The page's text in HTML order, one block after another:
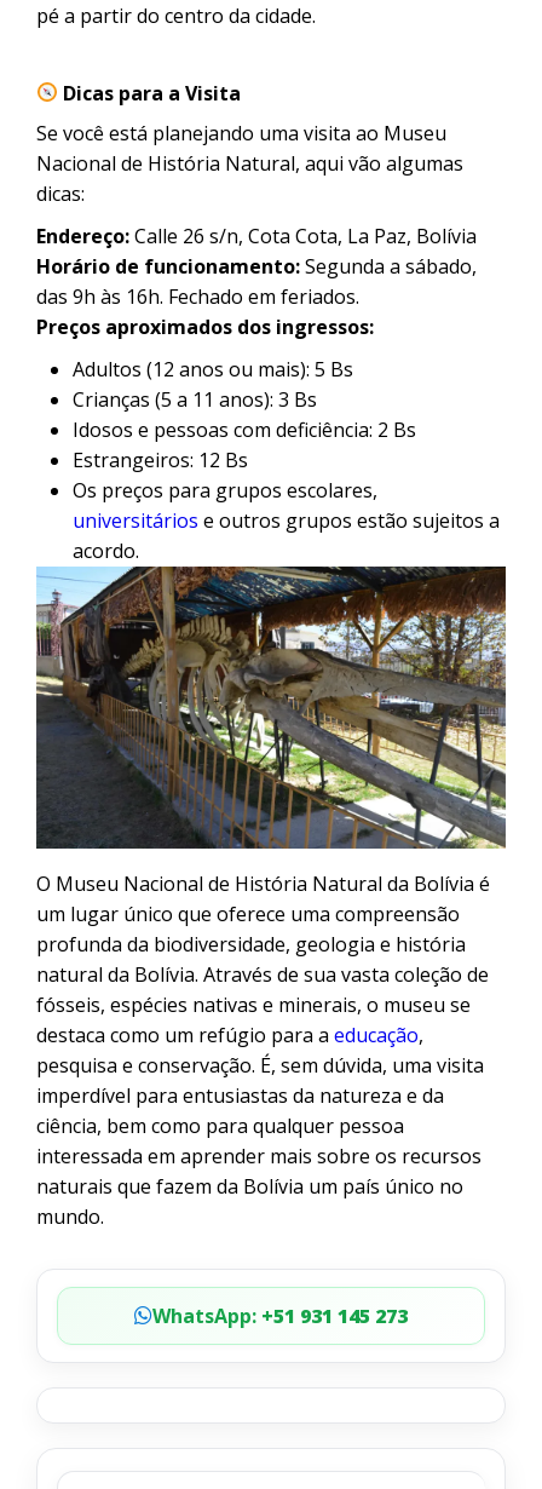
pé a partir do centro da cidade.
Dicas para a Visita
Se você está planejando uma visita ao Museu
Nacional de História Natural, aqui vão algumas
dicas:
Endereço:Calle 26 s/n, Cota Cota, La Paz, Bolívia
Horário de funcionamento:Segunda a sábado,
das 9h às 16h. Fechado em feriados.
Preços aproximados dos ingressos:
Adultos (12 anos ou mais): 5 Bs
Crianças (5 a 11 anos): 3 Bs
Idosos e pessoas com deficiência: 2 Bs
Estrangeiros: 12 Bs
Os preços para grupos escolares,
universitários e outros grupos estão sujeitos a
acordo.
O Museu Nacional de História Natural da Bolívia é
um lugar único que oferece uma compreensão
profunda da biodiversidade, geologia e história
natural da Bolívia. Através de sua vasta coleção de
fósseis, espécies nativas e minerais, o museu se
destaca como um refúgio para a educação,
pesquisa e conservação. É, sem dúvida, uma visita
imperdível para entusiastas da natureza e da
ciência, bem como para qualquer pessoa
interessada em aprender mais sobre os recursos
naturais que fazem da Bolívia um país único no
mundo.
WhatsApp: +51 931 145 273